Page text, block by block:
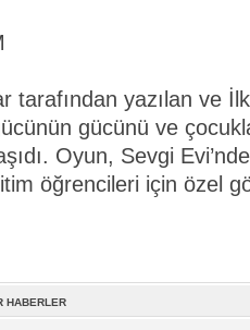
tarafından yazılan ve
gücünü ve
Oyun, Sevgi
öğrencileri için özel
HABERLER